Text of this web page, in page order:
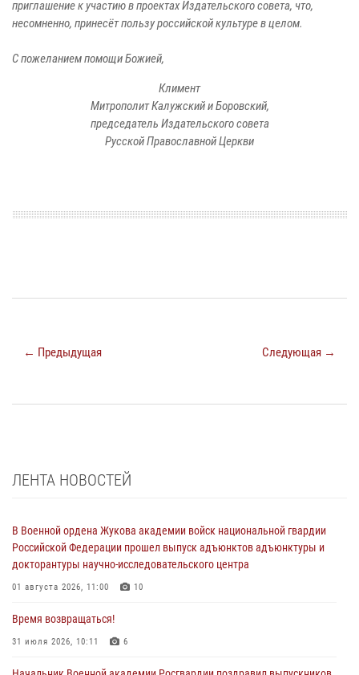
приглашение к участию в проектах Издательского совета, что,
несомненно, принесёт пользу российской культуре в целом.
С пожеланием помощи Божией,
Климент
Митрополит Калужский и Боровский,
председатель Издательского совета
Русской Православной Церкви
← Предыдущая Следующая →
ЛЕНТА НОВОСТЕЙ
В Военной ордена Жукова академии войск национальной гвардии
Российской Федерации прошел выпуск адъюнктов адъюнктуры и
докторантуры научно-исследовательского центра
01 августа 2026, 11:00 10
Время возвращаться!
31 июля 2026, 10:11 6